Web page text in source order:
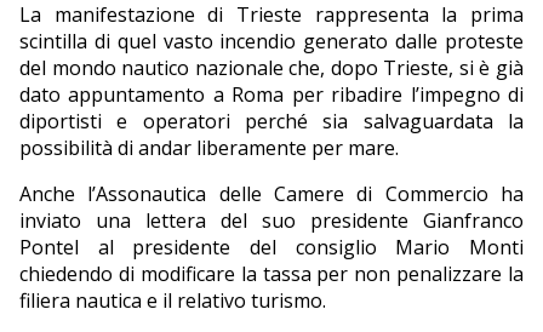
La manifestazione di Trieste rappresenta la prima
scintilla di quel vasto incendio generato dalle proteste
del mondo nautico nazionale che, dopo Trieste, si è già
dato appuntamento a Roma per ribadire l’impegno di
diportisti e operatori perché sia salvaguardata la
possibilità di andar liberamente per mare.
Anche l’Assonautica delle Camere di Commercio ha
inviato una lettera del suo presidente Gianfranco
Pontel al presidente del consiglio Mario Monti
chiedendo di modificare la tassa per non penalizzare la
filiera nautica e il relativo turismo.